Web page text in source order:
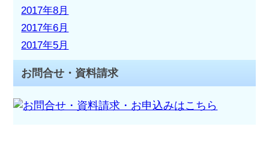
2017年8月
2017年6月
2017年5月
お問合せ・資料請求